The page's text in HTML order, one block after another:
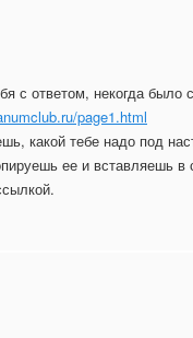
с ответом, некогда было
page1.html
какой тебе надо под
ее и вставляешь в